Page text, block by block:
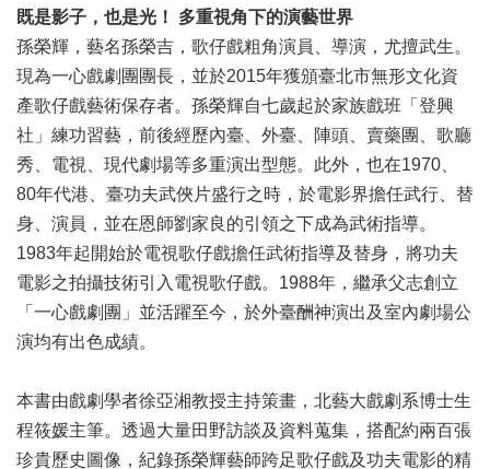
專
區
珍
貴
文
化
資
源
助/
申
請
案
件
政
府
既是影子，也是光！ 多重視角下的演藝世界
孫榮輝，藝名孫榮吉，歌仔戲粗角演員、導演，尤擅武生。
現為一心戲劇團團長，並於2015年獲頒臺北市無形文化資
產歌仔戲藝術保存者。孫榮輝自七歲起於家族戲班「登興
社」練功習藝，前後經歷內臺、外臺、陣頭、賣藥團、歌廳
秀、電視、現代劇場等多重演出型態。此外，也在1970、
80年代港、臺功夫武俠片盛行之時，於電影界擔任武行、替
身、演員，並在恩師劉家良的引領之下成為武術指導。
1983年起開始於電視歌仔戲擔任武術指導及替身，將功夫
電影之拍攝技術引入電視歌仔戲。1988年，繼承父志創立
「一心戲劇團」並活躍至今，於外臺酬神演出及室內劇場公
演均有出色成績。
本書由戲劇學者徐亞湘教授主持策畫，北藝大戲劇系博士生
程筱媛主筆。透過大量田野訪談及資料蒐集，搭配約兩百張
珍貴歷史圖像，紀錄孫榮輝藝師跨足歌仔戲及功夫電影的精